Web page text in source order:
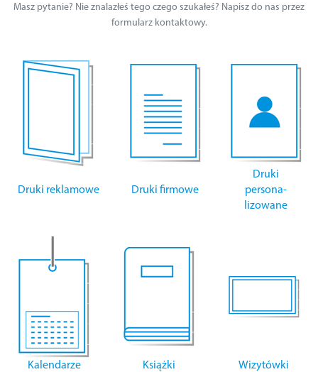
Masz pytanie? Nie znalazłeś tego czego szukałeś? Napisz do nas przez
formularz kontaktowy.
Druki reklamowe Druki firmowe
Druki
persona-
lizowane
Kalendarze Książki Wizytówki